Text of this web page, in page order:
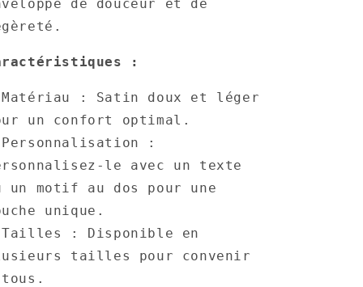
de douceur et de
:
: Satin doux et léger
un confort optimal.
:
le avec un texte
un motif au dos pour une
unique.
: Disponible en
tailles pour convenir